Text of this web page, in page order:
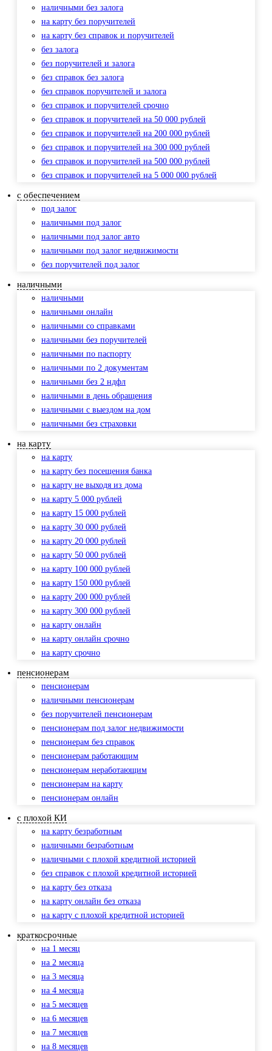
наличными без залога
на карту без поручителей
на карту без справок и поручителей
без залога
без поручителей и залога
без справок без залога
без справок поручителей и залога
без справок и поручителей срочно
без справок и поручителей на 50 000 рублей
без справок и поручителей на 200 000 рублей
без справок и поручителей на 300 000 рублей
без справок и поручителей на 500 000 рублей
без справок и поручителей на 5 000 000 рублей
с обеспечением
под залог
наличными под залог
наличными под залог авто
наличными под залог недвижимости
без поручителей под залог
наличными
наличными
наличными онлайн
наличными со справками
наличными без поручителей
наличными по паспорту
наличными по 2 документам
наличными без 2 ндфл
наличными в день обращения
наличными с выездом на дом
наличными без страховки
на карту
на карту
на карту без посещения банка
на карту не выходя из дома
на карту 5 000 рублей
на карту 15 000 рублей
на карту 30 000 рублей
на карту 20 000 рублей
на карту 50 000 рублей
на карту 100 000 рублей
на карту 150 000 рублей
на карту 200 000 рублей
на карту 300 000 рублей
на карту онлайн
на карту онлайн срочно
на карту срочно
пенсионерам
пенсионерам
наличными пенсионерам
без поручителей пенсионерам
пенсионерам под залог недвижимости
пенсионерам без справок
пенсионерам работающим
пенсионерам неработающим
пенсионерам на карту
пенсионерам онлайн
с плохой КИ
на карту безработным
наличными безработным
наличными с плохой кредитной историей
без справок с плохой кредитной историей
на карту без отказа
на карту онлайн без отказа
на карту с плохой кредитной историей
краткосрочные
на 1 месяц
на 2 месяца
на 3 месяца
на 4 месяца
на 5 месяцев
на 6 месяцев
на 7 месяцев
на 8 месяцев